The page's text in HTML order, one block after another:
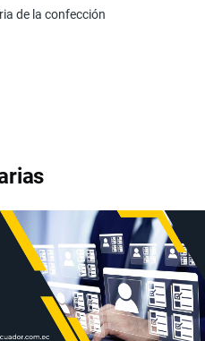
de la confección